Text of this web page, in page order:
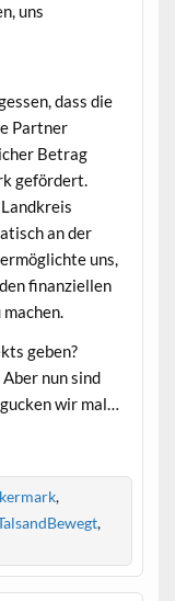
uns
dass die
Partner
Betrag
gefördert.
an der
uns,
finanziellen
geben?
nun sind
wir mal…
,
,